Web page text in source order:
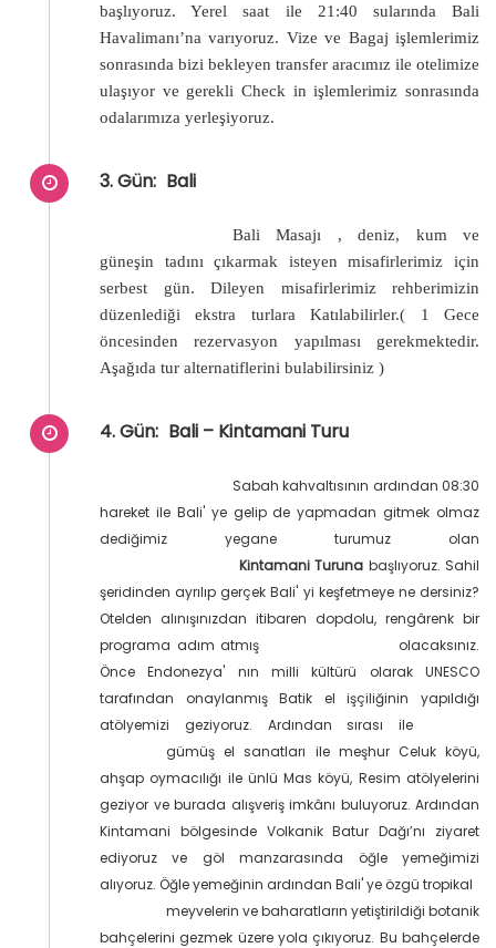
başlıyoruz. Yerel saat ile 21:40 sularında Bali
Havalimanı’na varıyoruz. Vize ve Bagaj işlemlerimiz
sonrasında bizi bekleyen transfer aracımız ile otelimize
ulaşıyor ve gerekli Check in işlemlerimiz sonrasında
odalarımıza yerleşiyoruz.
3. Gün: Bali
Bali Masajı , deniz, kum ve
güneşin tadını çıkarmak isteyen misafirlerimiz için
serbest gün. Dileyen misafirlerimiz rehberimizin
düzenlediği ekstra turlara Katılabilirler.( 1 Gece
öncesinden rezervasyon yapılması gerekmektedir.
Aşağıda tur alternatiflerini bulabilirsiniz )
4. Gün: Bali – Kintamani Turu
Sabah kahvaltısının ardından 08:30
hareket ile Bali' ye gelip de yapmadan gitmek olmaz
dediğimiz yegane turumuz olan
Kintamani Turuna başlıyoruz. Sahil
şeridinden ayrılıp gerçek Bali' yi keşfetmeye ne dersiniz?
Otelden alınışınızdan itibaren dopdolu, rengârenk bir
programa adım atmış
olacaksınız.
Önce Endonezya' nın milli kültürü olarak UNESCO
tarafından onaylanmış Batik el işçiliğinin yapıldığı
atölyemizi geziyoruz. Ardından sırası ile
gümüş el sanatları ile meşhur Celuk köyü,
ahşap oymacılığı ile ünlü Mas köyü, Resim atölyelerini
geziyor ve burada alışveriş imkânı buluyoruz. Ardından
Kintamani bölgesinde Volkanik Batur Dağı’nı ziyaret
ediyoruz ve göl manzarasında öğle yemeğimizi
alıyoruz. Öğle yemeğinin ardından Bali' ye özgü tropikal
meyvelerin ve baharatların yetiştirildiği botanik
bahçelerini gezmek üzere yola çıkıyoruz. Bu bahçelerde